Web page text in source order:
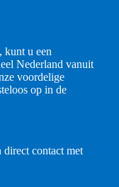
kunt u een
Nederland vanuit
voordelige
op in de
contact met